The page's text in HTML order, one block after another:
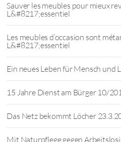
Sauver les meubles pour mieux
L&#8217;essentiel
Les meubles d’occasion sont
L&#8217;essentiel
Ein neues Leben für Mensch und
15 Jahre Dienst am Bürger 10/
Das Netz bekommt Löcher
Mit Naturpflege gegen